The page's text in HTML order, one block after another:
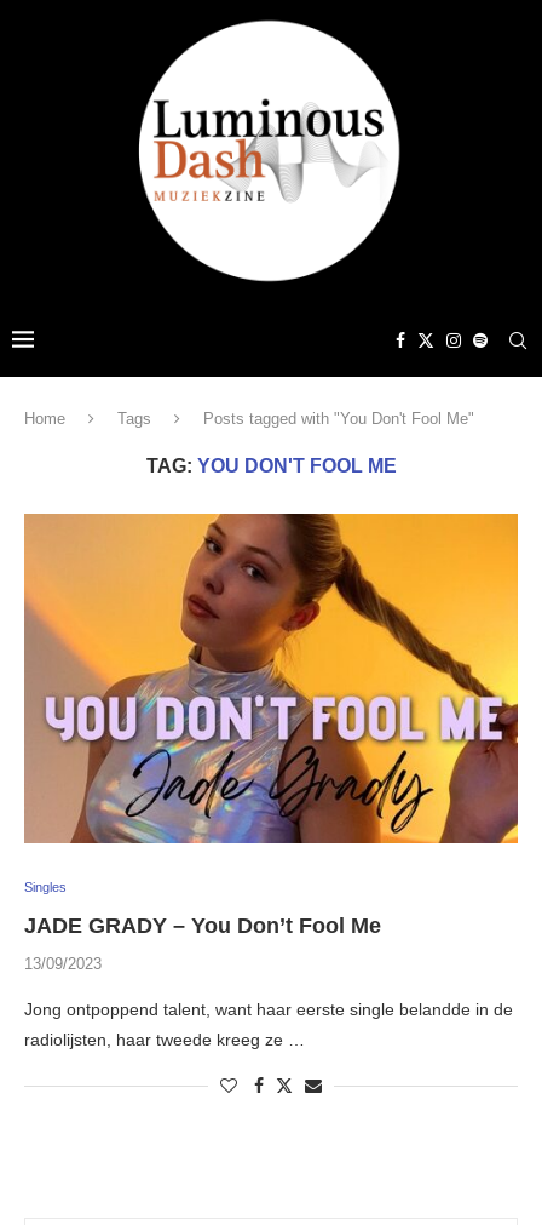
Home Tags Posts tagged with "You Don't Fool Me"
TAG: YOU DON'T FOOL ME
Singles
JADE GRADY – You Don’t Fool Me
13/09/2023
Jong ontpoppend talent, want haar eerste single belandde in de
radiolijsten, haar tweede kreeg ze …